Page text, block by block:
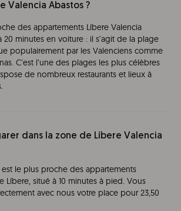
Valencia Abastos ?
des appartements Líbere Valencia
20 minutes en voiture : il s’agit de la plage
populairement par les Valenciens comme
C’est l’une des plages les plus célèbres
de nombreux restaurants et lieux à
dans la zone de Líbere Valencia
le plus proche des appartements
Líbere, situé à 10 minutes à pied. Vous
avec nous votre place pour 23,50